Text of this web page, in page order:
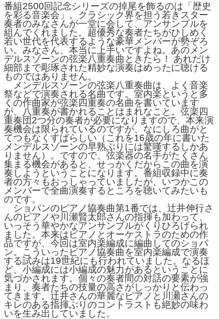
番組2500回記念シリーズの掉尾を飾るのは「歴史
を彩る音楽会」。クラシック界を担う若きスター
奏者のみなさんが一堂に会して、アンサンブルを
組んでくれました。超優秀な奏者たちがひしめく
若い世代を代表するような豪華メンバーが勢ぞろ
い。みなさん、本当に上手いですよね。あのメン
デルスゾーンの弦楽八重奏曲ときたら！ あれだけ
細部まで彫琢された精妙な演奏はめったに聴ける
ものではありません。
メンデルスゾーンの弦楽八重奏曲は、よく音楽
祭などで演奏される名曲です。室内楽というと多
くの作曲家が弦楽四重奏の名曲を書いています
が、八重奏が書かれることはまれなこと。弦楽四
重奏団2つ分の奏者が必要になりますので、本来演
奏機会は限られているのですが、なにしろ曲がと
てつもなくすばらしい（これを16歳の年に書いた
メンデルスゾーンの早熟ぶりには驚嘆するしかあ
りません）。ですので、弦楽器の名手がたくさん
集まる機会があると、せっかくだからこの曲を演
奏しようということになります。番組収録中に奏
者の方々もおっしゃっていましたが、いつかこの
メンバーで全曲演奏するところを聴いてみたいも
のです。
ショパンのピアノ協奏曲第1番では、辻井伸行さ
んのピアノや川瀬賢太郎さんの指揮も加わって、
いっそう華やかなアンサンブルがくりひろげられ
ました。本来はピアノとオーケストラのための作
品ですが、今回は室内楽編成に編曲してのショパ
ン。こういったピアノ協奏曲を室内楽編成で演奏
する試みは19世紀にも行われていました。なるほ
ど、小編成には小編成の魅力があるということに
気づかされます。個々の奏者間の対話の要素が強
まり、奏者たちの技量の高さがしっかりと伝わっ
てきます。辻井さんの華麗なピアノと川瀬さんの
キレのある指揮ぶりのコントラストも絶妙の味わ
いを生み出していました。